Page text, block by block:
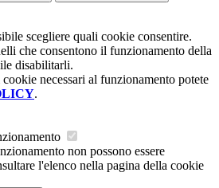
scegliere quali cookie consentire.
che consentono il funzionamento della
disabilitarli.
necessari al funzionamento potete
.
non possono essere
l'elenco nella pagina della cookie